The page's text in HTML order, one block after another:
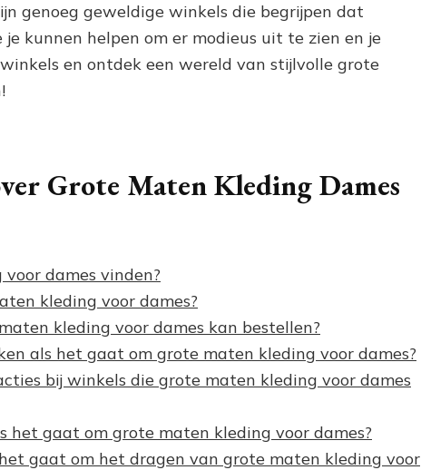
genoeg geweldige winkels die begrijpen dat
kunnen helpen om er modieus uit te zien en je
en ontdek een wereld van stijlvolle grote
Grote Maten Kleding Dames
dames vinden?
kleding voor dames?
kleding voor dames kan bestellen?
als het gaat om grote maten kleding voor dames?
bij winkels die grote maten kleding voor dames
het gaat om grote maten kleding voor dames?
gaat om het dragen van grote maten kleding voor